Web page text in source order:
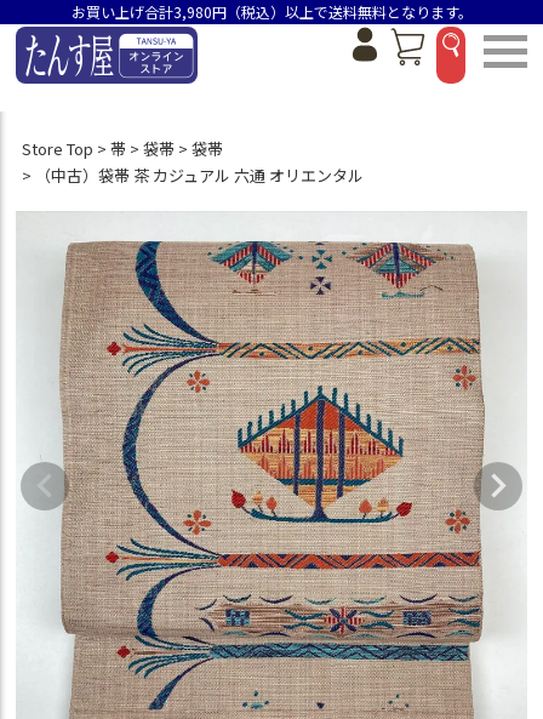
お買い上げ合計3,980円（税込）以上で送料無料となります。
Store Top 帯 袋帯
袋帯
（中古）袋帯 茶 カジュアル 六通 オリエンタル